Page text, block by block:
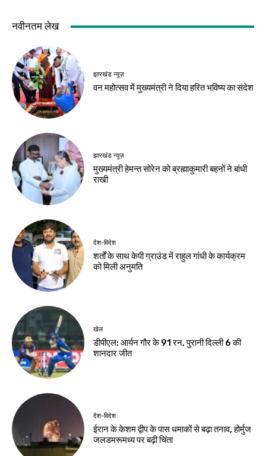
देश-विदेश
छिंदवाड़ा से आज शुरू
होगा मुख्यमंत्री जन-
Birsa Bhumi Live
August 7, 2026
देश-विदेश
राष्ट्रीय हथकरघा दिवस
देश-विदेश
बारिश से उत्तराखंड में
जनजीवन प्रभावित,
गंगोत्री-यमुनोत्री और
बद्रीनाथ मार्ग बाधित
Birsa Bhumi Live
August 7, 2026
नवीनतम लेख
वन महोत्सव में मुख्यमंत्री ने दिया हरित भविष्य का संदेश